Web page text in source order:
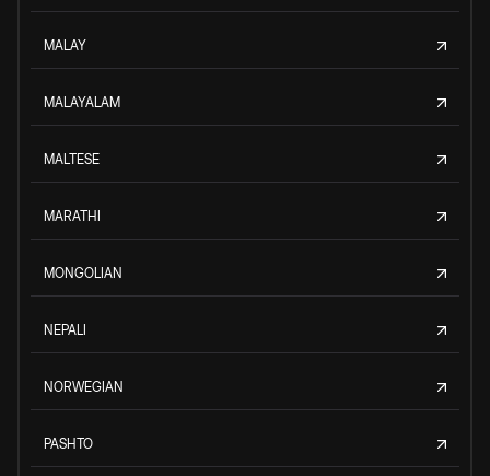
MALAY
MALAYALAM
MALTESE
MARATHI
MONGOLIAN
NEPALI
NORWEGIAN
PASHTO